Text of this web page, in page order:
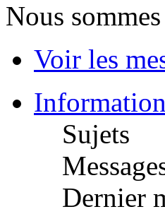
Nous
Voir les
Sujets
Dernier